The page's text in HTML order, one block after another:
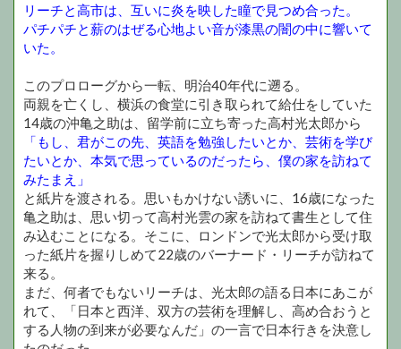
リーチと高市は、互いに炎を映した瞳で見つめ合った。
パチパチと薪のはぜる心地よい音が漆黒の闇の中に響いて
いた。
このプロローグから一転、明治40年代に遡る。
両親を亡くし、横浜の食堂に引き取られて給仕をしていた
14歳の沖亀之助は、留学前に立ち寄った高村光太郎から
「もし、君がこの先、英語を勉強したいとか、芸術を学び
たいとか、本気で思っているのだったら、僕の家を訪ねて
みたまえ」
と紙片を渡される。思いもかけない誘いに、16歳になった
亀之助は、思い切って高村光雲の家を訪ねて書生として住
み込むことになる。そこに、ロンドンで光太郎から受け取
った紙片を握りしめて22歳のバーナード・リーチが訪ねて
来る。
まだ、何者でもないリーチは、光太郎の語る日本にあこが
れて、「日本と西洋、双方の芸術を理解し、高め合おうと
する人物の到来が必要なんだ」の一言で日本行きを決意し